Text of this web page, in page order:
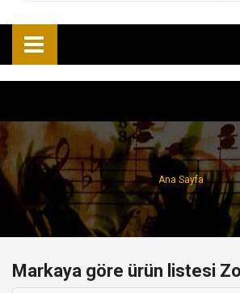
Ana Sayfa
Markaya göre ürün listesi